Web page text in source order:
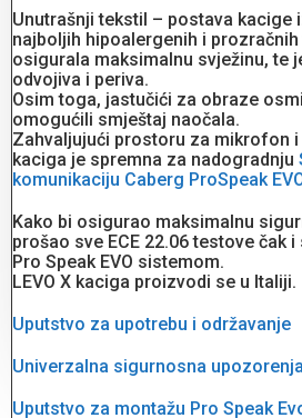
Unutrašnji tekstil – postava kacige
najboljih hipoalergenih i prozračnih
osigurala maksimalnu svježinu, te
odvojiva i periva.
Osim toga, jastučići za obraze
omogućili smještaj naočala.
Zahvaljujući prostoru za mikrofon i
kaciga je spremna za nadogradnju
komunikaciju Caberg ProSpeak
Kako bi osigurao maksimalnu
prošao sve ECE 22.06 testove čak
Pro Speak EVO sistemom.
LEVO X kaciga proizvodi se u Italiji.
Uputstvo za upotrebu i održavanje
Univerzalna sigurnosna upozorenja
Uputstvo za montažu Pro Speak